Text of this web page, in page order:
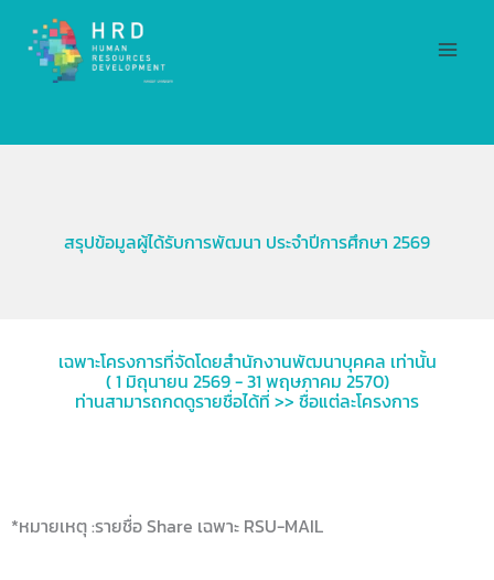
content
สรุปข้อมูลผู้ได้รับการพัฒนา ประจำปีการศึกษา 2569
เฉพาะโครงการที่จัดโดยสำนักงานพัฒนาบุคคล เท่านั้น
( 1 มิถุนายน 2569 - 31 พฤษภาคม 2570)
ท่านสามารถกดดูรายชื่อได้ที่ >> ชื่อแต่ละโครงการ
*หมายเหตุ :รายชื่อ Share เฉพาะ RSU-MAIL